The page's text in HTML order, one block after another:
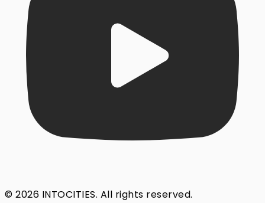
© 2026 INTOCITIES. All rights reserved.